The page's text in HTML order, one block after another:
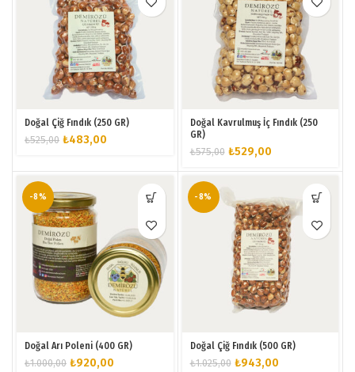
Doğal Çiğ Fındık (250 GR)
₺525,00 Orijinal
₺483,00
Doğal Kavrulmuş İç Fındık (250
GR)
₺575,00 Orijinal
₺529,00Şu
₺529,00.
-8%
Doğal Arı Poleni (400 GR)
₺1.000,00 Orijinal
₺920,00
-8%
Doğal Çiğ Fındık (500 GR)
₺1.025,00 Orijinal
₺943,00Şu